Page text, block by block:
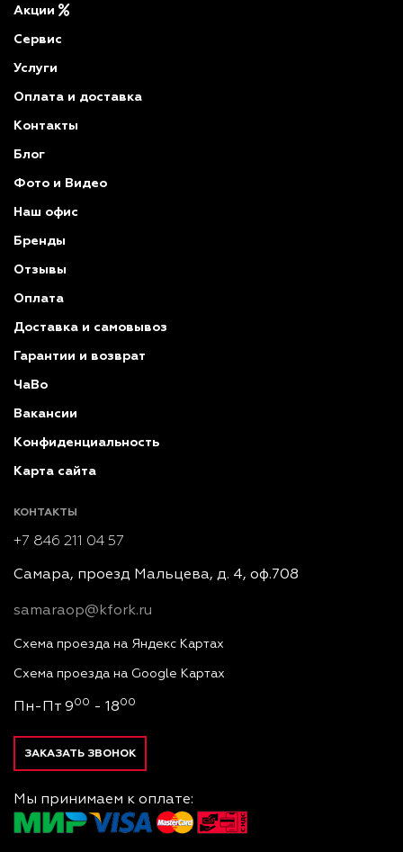
Акции
Сервис
Услуги
Оплата и доставка
Контакты
Блог
Фото и Видео
Наш офис
Бренды
Отзывы
Оплата
Доставка и самовывоз
Гарантии и возврат
ЧаВо
Вакансии
Конфиденциальность
Карта сайта
КОНТАКТЫ
+7 846 211 04 57
Самара, проезд Мальцева, д. 4, оф.708
samaraop@kfork.ru
Схема проезда на Яндекс Картах
Схема проезда на Google Картах
Пн-Пт 900 - 1800
ЗАКАЗАТЬ ЗВОНОК
Мы принимаем к оплате: